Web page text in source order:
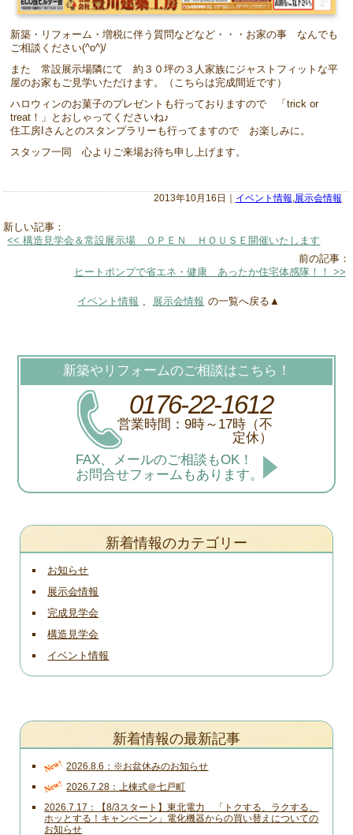
新築・リフォーム・増税に伴う質問などなど・・・お家の事 なんでも
ご相談ください(^o^)/
また 常設展示場隣にて 約３０坪の３人家族にジャストフィットな平
屋のお家もご見学いただけます。（こちらは完成間近です）
ハロウィンのお菓子のプレゼントも行っておりますので 「trick or
treat！」とおしゃってくださいね♪
住工房Iさんとのスタンプラリーも行ってますので お楽しみに。
スタッフ一同 心よりご来場お待ち申し上げます。
2013年10月16日｜ イベント情報 展示会情報
新しい記事：
<< 構造見学会＆常設展示場 ＯＰＥＮ ＨＯＵＳＥ開催いたします
前の記事：
ヒートポンプで省エネ・健康 あったか住宅体感隊！！ >>
イベント情報 展示会情報 の一覧へ戻る▲
新築やリフォームのご相談はこちら！
0176-22-1612
営業時間：9時～17時（不
定休）
FAX、メールのご相談もOK！
お問合せフォームもあります。
新着情報のカテゴリー
お知らせ
展示会情報
完成見学会
構造見学会
イベント情報
新着情報の最新記事
New! 2026.8.6 ※お盆休みのお知らせ
New! 2026.7.28 上棟式＠七戸町
2026.7.17
【8/3スタート】東北電力 「トクする、ラクする、
ホッとする！キャンペーン」電化機器からの買い替えについての
お知らせ